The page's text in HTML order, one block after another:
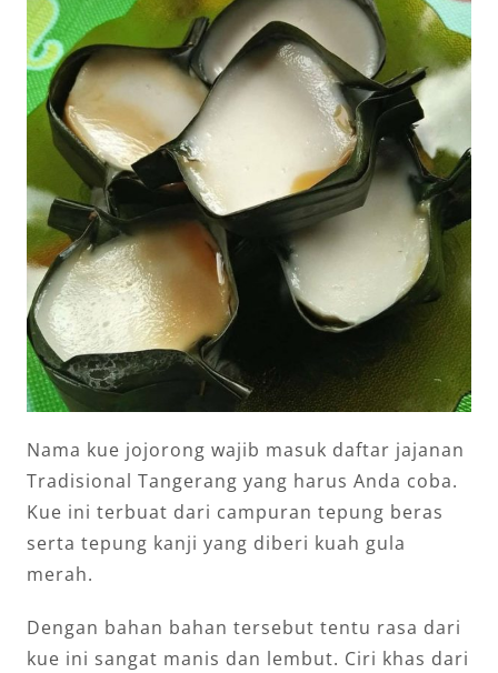
Nama kue jojorong wajib masuk daftar jajanan
Tradisional Tangerang yang harus Anda coba.
Kue ini terbuat dari campuran tepung beras
serta tepung kanji yang diberi kuah gula
merah.
Dengan bahan bahan tersebut tentu rasa dari
kue ini sangat manis dan lembut. Ciri khas dari